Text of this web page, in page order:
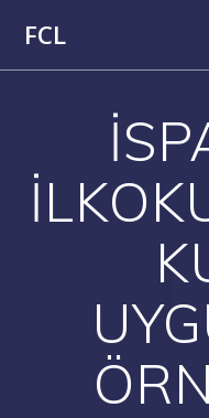
FCL